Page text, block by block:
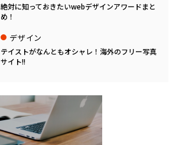
絶対に知っておきたいwebデザインアワードまと
め！
デザイン
テイストがなんともオシャレ！海外のフリー写真
サイト!!